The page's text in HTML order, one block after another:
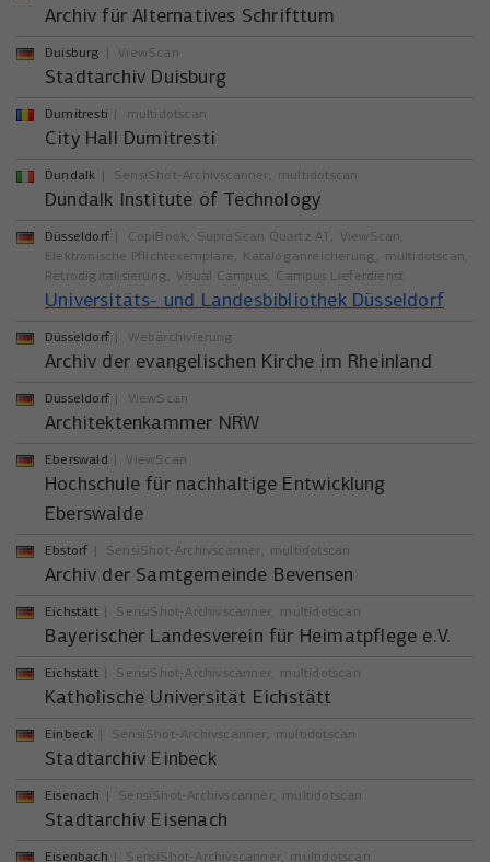
Archiv für Alternatives Schrifttum
Duisburg ViewScan
Stadtarchiv Duisburg
Dumitresti multidotscan
City Hall Dumitresti
Dundalk SensiShot-Archivscanner multidotscan
Dundalk Institute of Technology
Düsseldorf CopiBook SupraScan Quartz A1
ViewScan
Elektronische Pflichtexemplare
Kataloganreicherung
multidotscan
Retrodigitalisierung
Visual Campus Campus Lieferdienst
Universitäts- und Landesbibliothek Düsseldorf
Düsseldorf Webarchivierung
Archiv der evangelischen Kirche im Rheinland
Düsseldorf ViewScan
Architektenkammer NRW
Eberswald ViewScan
Hochschule für nachhaltige Entwicklung
Eberswalde
Ebstorf SensiShot-Archivscanner multidotscan
Archiv der Samtgemeinde Bevensen
Eichstätt SensiShot-Archivscanner multidotscan
Bayerischer Landesverein für Heimatpflege e.V.
Eichstätt SensiShot-Archivscanner multidotscan
Katholische Universität Eichstätt
Einbeck SensiShot-Archivscanner multidotscan
Stadtarchiv Einbeck
Eisenach SensiShot-Archivscanner multidotscan
Stadtarchiv Eisenach
Eisenbach SensiShot-Archivscanner multidotscan